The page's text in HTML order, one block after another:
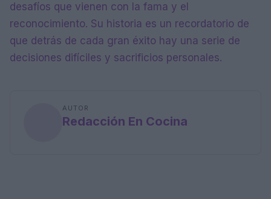
desafíos que vienen con la fama y el
reconocimiento. Su historia es un recordatorio de
que detrás de cada gran éxito hay una serie de
decisiones difíciles y sacrificios personales.
AUTOR
Redacción En Cocina